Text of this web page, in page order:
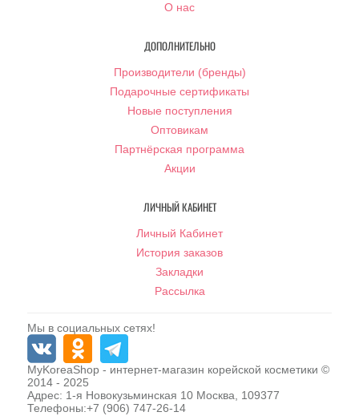
О нас
ДОПОЛНИТЕЛЬНО
Производители (бренды)
Подарочные сертификаты
Новые поступления
Оптовикам
Партнёрская программа
Акции
ЛИЧНЫЙ КАБИНЕТ
Личный Кабинет
История заказов
Закладки
Рассылка
Мы в социальных сетях!
MyKoreaShop - интернет-магазин корейской косметики ©
2014 - 2025
Адрес: 1-я Новокузьминская 10 Москва
109377
Телефоны:+7 (906) 747-26-14